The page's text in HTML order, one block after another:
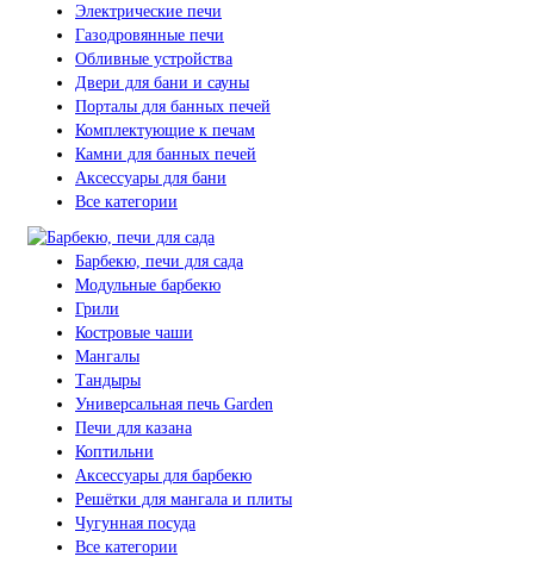
Электрические печи
Газодровянные печи
Обливные устройства
Двери для бани и сауны
Порталы для банных печей
Комплектующие к печам
Камни для банных печей
Аксессуары для бани
Все категории
Барбекю, печи для сада
Модульные барбекю
Грили
Костровые чаши
Мангалы
Тандыры
Универсальная печь Garden
Печи для казана
Коптильни
Аксессуары для барбекю
Решётки для мангала и плиты
Чугунная посуда
Все категории